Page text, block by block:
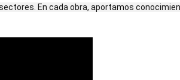
En cada obra, aportamos